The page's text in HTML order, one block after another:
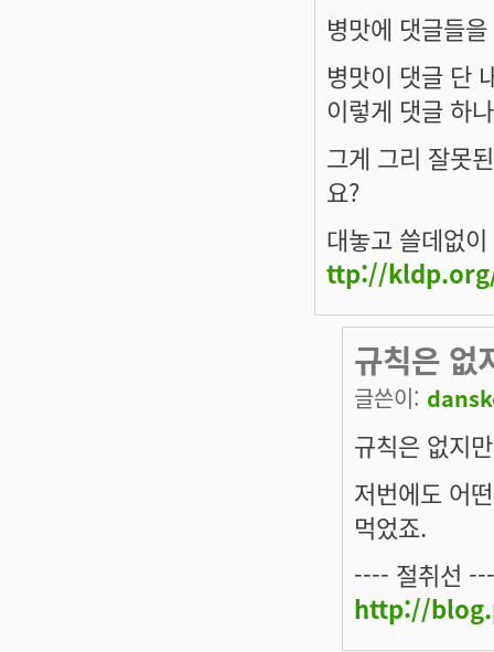
병맛에 댓글들
병맛이 댓글 단
이렇게 댓글 하
그게 그리 잘못
요?
대놓고 쓸데없
ttp://
규칙은 없
글쓴이:
규칙은 없지
저번에도 어
먹었죠.
---- 절취선
http://